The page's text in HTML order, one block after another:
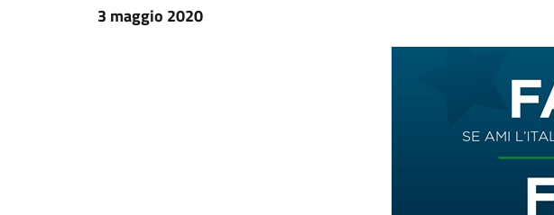
3 maggio 2020